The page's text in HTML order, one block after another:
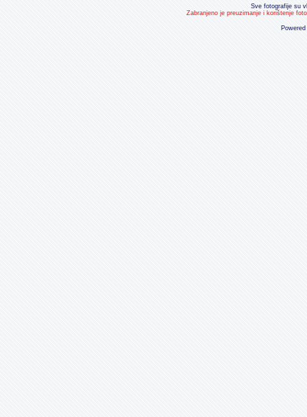
Sve fotografije su
Zabranjeno je preuzimanje i korištenje